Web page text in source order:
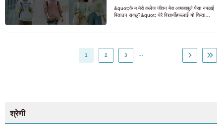
&quot;के म मेरो कलेज जीवन मेरा आमाबाबुले पैसा नपठाई
बिताउन सक्छु?&quot; धेरै विद्यार्थीहरूलाई यो चिन्ता
1 2 3
श्रेणी